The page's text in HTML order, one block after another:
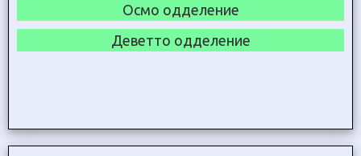
Осмо одделение
Деветто одделение